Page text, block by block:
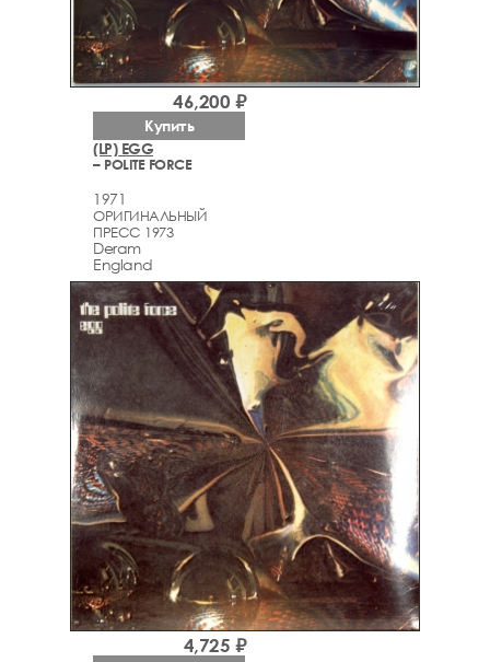
(LP) EGG
– POLITE FORCE
1971
ОРИГИНАЛЬНЫЙ
ПРЕСС 1973
Deram
England
46,200 ₽
Купить
4,725 ₽